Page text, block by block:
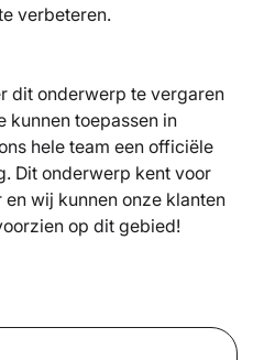
verbeteren.
dit onderwerp te vergaren
kunnen toepassen in
hele team een officiële
Dit onderwerp kent voor
wij kunnen onze klanten
op dit gebied!